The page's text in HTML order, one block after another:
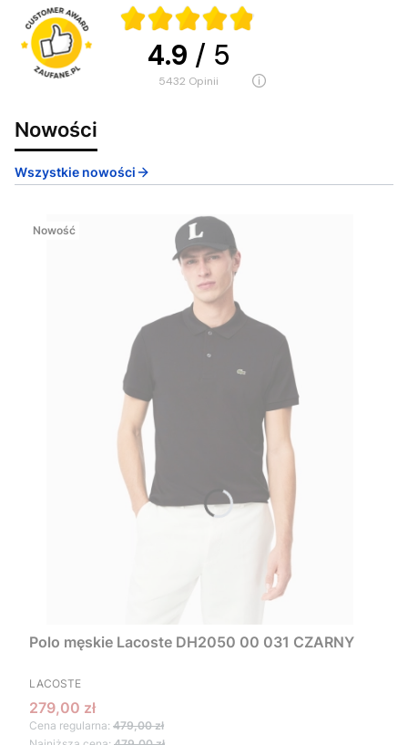
4.9 / 5
5432 opinii
Nowości
Wszystkie nowości
Nowość
Polo męskie Lacoste DH2050 00 031 CZARNY
PRODUCENT
LACOSTE
Cena promocyjna
279,00 zł
Cena regularna: 479,00 zł